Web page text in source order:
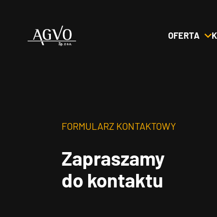
Header
OFERTA
FORMULARZ KONTAKTOWY
Zapraszamy
do kontaktu